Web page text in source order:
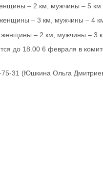
– 2 км, мужчины – 5 км
– 3 км, мужчины – 4
женщины – 2 км, мужчины – 3
до 18.00 6 февраля в
31 (Юшкина Ольга